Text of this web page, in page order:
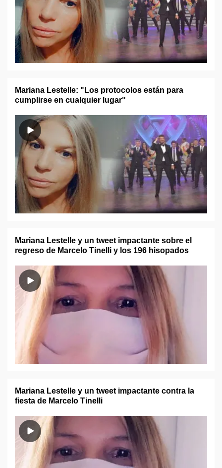
Mariana Lestelle: "Los protocolos están para
cumplirse en cualquier lugar"
Mariana Lestelle y un tweet impactante sobre el
regreso de Marcelo Tinelli y los 196 hisopados
Mariana Lestelle y un tweet impactante contra la
fiesta de Marcelo Tinelli